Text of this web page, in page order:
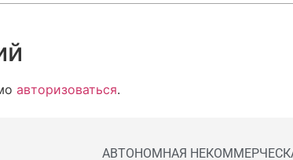
авторизоваться.
АВТОНОМНАЯ